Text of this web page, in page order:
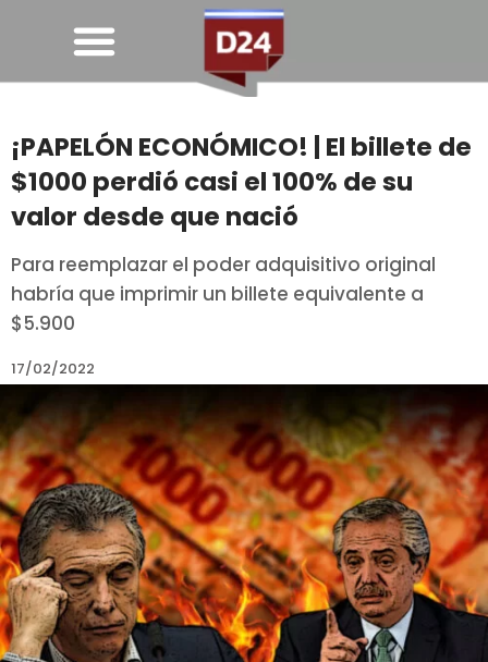
¡PAPELÓN ECONÓMICO! | El billete de
$1000 perdió casi el 100% de su
valor desde que nació
Para reemplazar el poder adquisitivo original
habría que imprimir un billete equivalente a
$5.900
17/02/2022